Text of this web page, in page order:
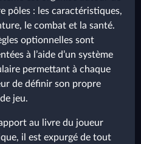
pôles : les caractéristiques,
le combat et la santé.
optionnelles sont
à l’aide d’un système
permettant à chaque
de définir son propre
jeu.
au livre du joueur
il est expurgé de tout